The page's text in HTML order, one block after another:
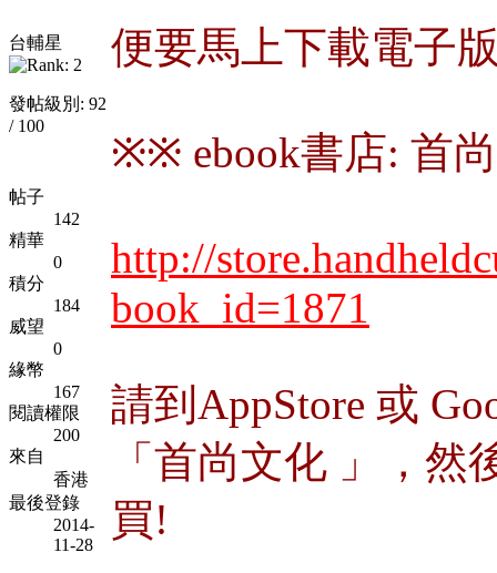
台輔星
發帖級別: 92
/ 100
帖子
142
精華
0
積分
184
威望
0
緣幣
167
閱讀權限
200
來自
香港
最後登錄
2014-
11-28
便要馬上下載電子
※※ ebook書店: 首
http://
book_id=1871
請到AppStore 或
「首尚文化 」，
買!